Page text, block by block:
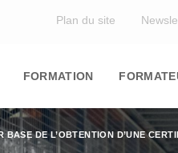
Plan du site
navigation
FORMATION
BASE DE L’OBTENTION D’UNE